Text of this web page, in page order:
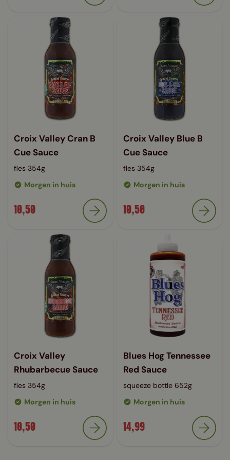
Croix Valley Cran B
Cue Sauce
fles 354g
Morgen in huis
10,50
Croix Valley Blue B
Cue Sauce
fles 354g
Morgen in huis
10,50
Croix Valley
Rhubarbecue Sauce
fles 354g
Morgen in huis
10,50
Blues Hog Tennessee
Red Sauce
squeeze bottle 652g
Morgen in huis
14,99